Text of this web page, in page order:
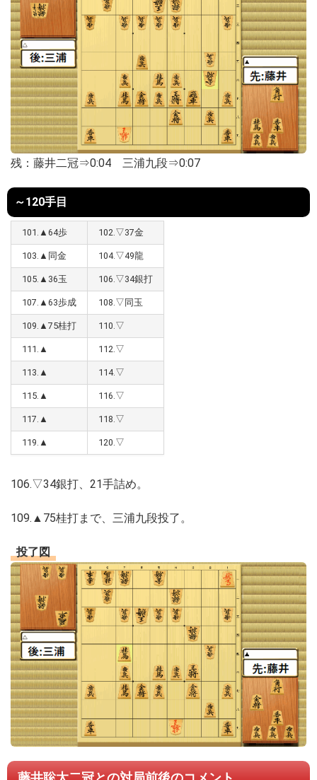
残：藤井二冠⇒0:04 三浦九段⇒0:07
～120手目
101.▲64歩 102.▽37金
103.▲同金 104.▽49龍
105.▲36玉 106.▽34銀打
107.▲63歩成 108.▽同玉
109.▲75桂打 110.▽
111.▲ 112.▽
113.▲ 114.▽
115.▲ 116.▽
117.▲ 118.▽
119.▲ 120.▽
106.▽34銀打、21手詰め。
109.▲75桂打まで、三浦九段投了。
投了図